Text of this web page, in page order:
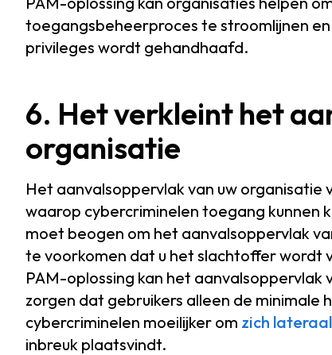
toegangsbeheerproces te stroomlijnen
privileges wordt gehandhaafd.
6. Het verkleint het
organisatie
Het aanvalsoppervlak van uw
waarop cybercriminelen toegang kunnen
moet beogen om het aanvalsoppervlak
te voorkomen dat u het slachtoffer wordt
PAM-oplossing kan het
zorgen dat gebruikers alleen de
cybercriminelen moeilijker om zich lateraal
inbreuk plaatsvindt.